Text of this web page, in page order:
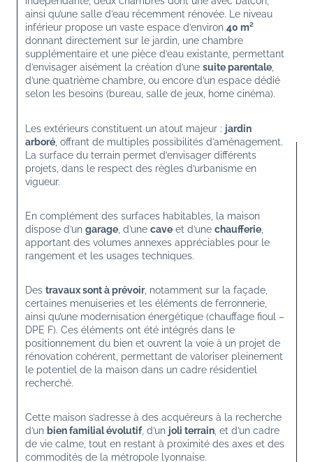
ainsi qu’une salle d’eau récemment rénovée. Le niveau
inférieur propose un vaste espace d’environ 40 m²
donnant directement sur le jardin, une chambre
supplémentaire et une pièce d’eau existante, permettant
d’envisager aisément la création d’une suite parentale,
d’une quatrième chambre, ou encore d’un espace dédié
selon les besoins (bureau, salle de jeux, home cinéma).
Les extérieurs constituent un atout majeur : jardin
arboré , offrant de multiples possibilités d’aménagement.
La surface du terrain permet d’envisager différents
projets, dans le respect des règles d’urbanisme en
vigueur.
En complément des surfaces habitables, la maison
dispose d’un garage , d’une cave et d’une chaufferie
apportant des volumes annexes appréciables pour le
rangement et les usages techniques.
Des travaux sont à prévoir, notamment sur la façade,
certaines menuiseries et les éléments de ferronnerie,
ainsi qu’une modernisation énergétique (chauffage fioul –
DPE F). Ces éléments ont été intégrés dans le
positionnement du bien et ouvrent la voie à un projet de
rénovation cohérent, permettant de valoriser pleinement
le potentiel de la maison dans un cadre résidentiel
recherché.
Cette maison s’adresse à des acquéreurs à la recherche
d’un bien familial évolutif, d’un joli terrain , et d’un cadre
de vie calme, tout en restant à proximité des axes et des
commodités de la métropole lyonnaise.